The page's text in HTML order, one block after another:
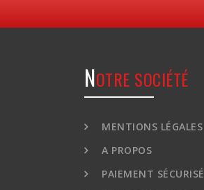
NOTRE SOCIÉTÉ
MENTIONS LÉGALES
A PROPOS
PAIEMENT SÉCURISÉ